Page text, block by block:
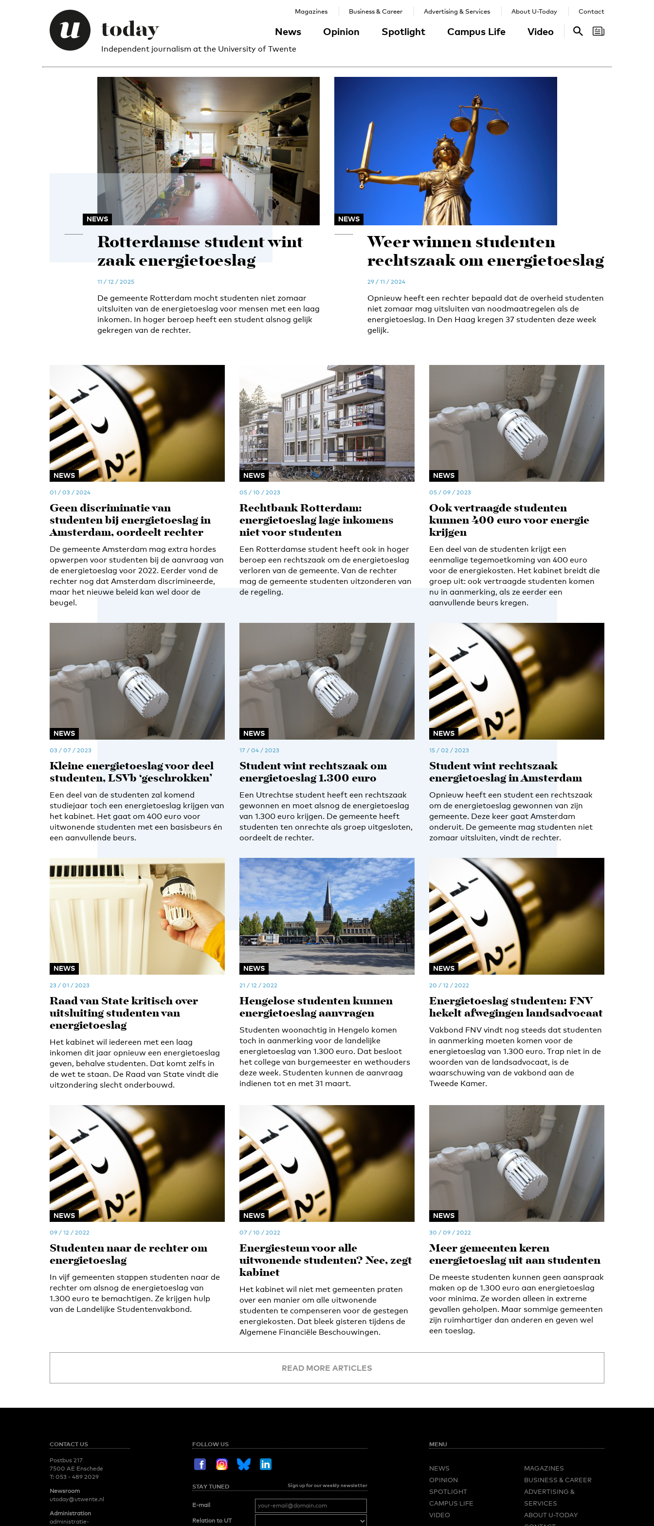
Independent journalism at the University of Twente
News Opinion Spotlight Campus Life Video
Magazines Business & Career Advertising & Services About U-Today Contact
Search
NEWS
Rotterdamse student wint
zaak energietoeslag
11 / 12 / 2025
De gemeente Rotterdam mocht studenten niet zomaar
uitsluiten van de energietoeslag voor mensen met een laag
inkomen. In hoger beroep heeft een student alsnog gelijk
gekregen van de rechter.
NEWS
Weer winnen studenten
rechtszaak om energietoeslag
29 / 11 / 2024
Opnieuw heeft een rechter bepaald dat de overheid studenten
niet zomaar mag uitsluiten van noodmaatregelen als de
energietoeslag. In Den Haag kregen 37 studenten deze week
gelijk.
NEWS
01 / 03 / 2024
Geen discriminatie van
studenten bij energietoeslag in
Amsterdam, oordeelt rechter
De gemeente Amsterdam mag extra hordes
opwerpen voor studenten bij de aanvraag van
de energietoeslag voor 2022. Eerder vond de
rechter nog dat Amsterdam discrimineerde,
maar het nieuwe beleid kan wel door de
beugel.
NEWS
05 / 10 / 2023
Rechtbank Rotterdam:
energietoeslag lage inkomens
niet voor studenten
Een Rotterdamse student heeft ook in hoger
beroep een rechtszaak om de energietoeslag
verloren van de gemeente. Van de rechter
mag de gemeente studenten uitzonderen van
de regeling.
NEWS
05 / 09 / 2023
Ook vertraagde studenten
kunnen 400 euro voor energie
krijgen
Een deel van de studenten krijgt een
eenmalige tegemoetkoming van 400 euro
voor de energiekosten. Het kabinet breidt die
groep uit: ook vertraagde studenten komen
nu in aanmerking, als ze eerder een
aanvullende beurs kregen.
NEWS
03 / 07 / 2023
Kleine energietoeslag voor deel
studenten, LSVb ‘geschrokken’
Een deel van de studenten zal komend
studiejaar toch een energietoeslag krijgen van
het kabinet. Het gaat om 400 euro voor
uitwonende studenten met een basisbeurs én
een aanvullende beurs.
NEWS
17 / 04 / 2023
Student wint rechtszaak om
energietoeslag 1.300 euro
Een Utrechtse student heeft een rechtszaak
gewonnen en moet alsnog de energietoeslag
van 1.300 euro krijgen. De gemeente heeft
studenten ten onrechte als groep uitgesloten,
oordeelt de rechter.
NEWS
15 / 02 / 2023
Student wint rechtszaak
energietoeslag in Amsterdam
Opnieuw heeft een student een rechtszaak
om de energietoeslag gewonnen van zijn
gemeente. Deze keer gaat Amsterdam
onderuit. De gemeente mag studenten niet
zomaar uitsluiten, vindt de rechter.
NEWS
23 / 01 / 2023
Raad van State kritisch over
uitsluiting studenten van
energietoeslag
Het kabinet wil iedereen met een laag
inkomen dit jaar opnieuw een energietoeslag
geven, behalve studenten. Dat komt zelfs in
de wet te staan. De Raad van State vindt die
uitzondering slecht onderbouwd.
NEWS
21 / 12 / 2022
Hengelose studenten kunnen
energietoeslag aanvragen
Studenten woonachtig in Hengelo komen
toch in aanmerking voor de landelijke
energietoeslag van 1.300 euro. Dat besloot
het college van burgemeester en wethouders
deze week. Studenten kunnen de aanvraag
indienen tot en met 31 maart.
NEWS
20 / 12 / 2022
Energietoeslag studenten: FNV
hekelt afwegingen landsadvocaat
Vakbond FNV vindt nog steeds dat studenten
in aanmerking moeten komen voor de
energietoeslag van 1.300 euro. Trap niet in de
woorden van de landsadvocaat, is de
waarschuwing van de vakbond aan de
Tweede Kamer.
NEWS
09 / 12 / 2022
Studenten naar de rechter om
energietoeslag
In vijf gemeenten stappen studenten naar de
rechter om alsnog de energietoeslag van
1.300 euro te bemachtigen. Ze krijgen hulp
van de Landelijke Studentenvakbond.
NEWS
07 / 10 / 2022
Energiesteun voor alle
uitwonende studenten? Nee, zegt
kabinet
Het kabinet wil niet met gemeenten praten
over een manier om alle uitwonende
studenten te compenseren voor de gestegen
energiekosten. Dat bleek gisteren tijdens de
Algemene Financiële Beschouwingen.
NEWS
30 / 09 / 2022
Meer gemeenten keren
energietoeslag uit aan studenten
De meeste studenten kunnen geen aanspraak
maken op de 1.300 euro aan energietoeslag
voor minima. Ze worden alleen in extreme
gevallen geholpen. Maar sommige gemeenten
zijn ruimhartiger dan anderen en geven wel
een toeslag.
READ MORE ARTICLES
CONTACT US
Postbus 217
7500 AE Enschede
T: 053 - 489 2029
Newsroom
utoday@utwente.nl
Administration
administratie-
FOLLOW US
STAY TUNED Sign up for our weekly newsletter
E-mail
Relation to UT
MENU
NEWS
OPINION
SPOTLIGHT
CAMPUS LIFE
VIDEO
MAGAZINES
BUSINESS & CAREER
ADVERTISING &
SERVICES
ABOUT U-TODAY